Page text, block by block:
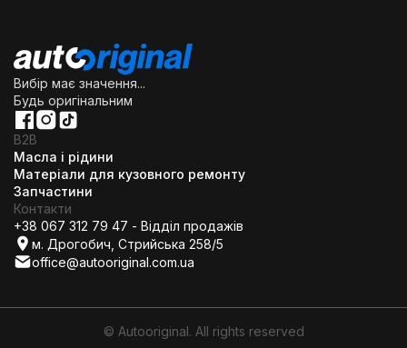
Вибір має значення...
Будь оригінальним
B2B
Масла і рідини
Матеріали для кузовного ремонту
Запчастини
Контакти
+38 067 312 79 47 - Відділ продажів
м. Дрогобич, Стрийська 258/5
office@autooriginal.com.ua
© Autooriginal. All rights reserved